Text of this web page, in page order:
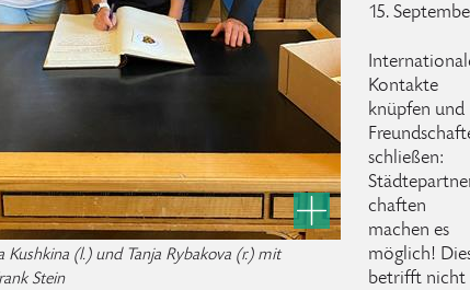
Kushkina (l.) und Tanja Rybakova (r.) mit
Stein
15.
Kontakte
knüpfen und
schließen:
chaften
machen es
möglich!
betrifft nicht